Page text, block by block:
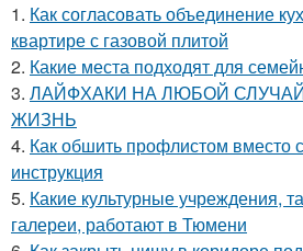
1. Как согласовать объединение
квартире с газовой плитой
2. Какие места подходят для
3. ЛАЙФХАКИ НА ЛЮБОЙ
ЖИЗНЬ
4. Как обшить профлистом вместо
инструкция
5. Какие культурные учреждения,
галереи, работают в Тюмени